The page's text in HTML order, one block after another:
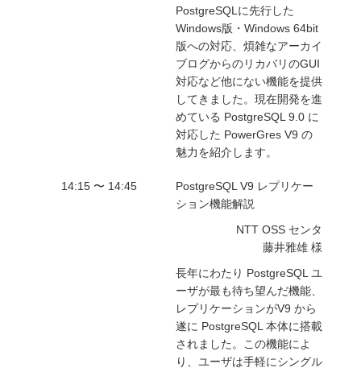
PostgreSQLに先行した
Windows版・Windows 64bit
版への対応、煩雑なアーカイ
ブログからのリカバリのGUI
対応など他にない機能を提供
してきました。現在開発を進
めている PostgreSQL 9.0 に
対応した PowerGres V9 の
魅力を紹介します。
14:15 〜 14:45
PostgreSQL V9 レプリケー
ション機能解説
NTT OSS センタ
藤井雅雄 様
長年にわたり PostgreSQL ユ
ーザが最も待ち望んだ機能、
レプリケーションがV9 から
遂に PostgreSQL 本体に搭載
されました。この機能によ
り、ユーザは手軽にシングル